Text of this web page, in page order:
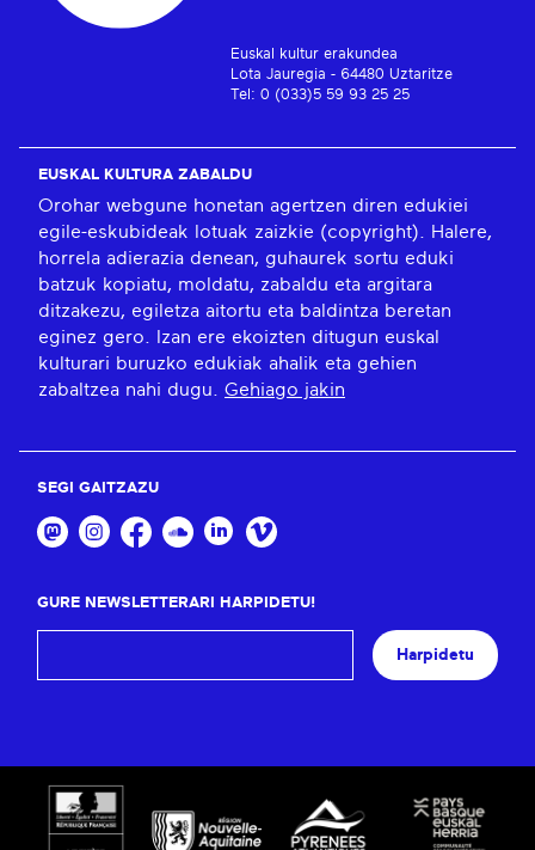
Euskal kultur erakundea
Lota Jauregia - 64480 Uztaritze
Tel: 0 (033)5 59 93 25 25
EUSKAL KULTURA ZABALDU
Orohar webgune honetan agertzen diren edukiei
egile-eskubideak lotuak zaizkie (copyright). Halere,
horrela adierazia denean, guhaurek sortu eduki
batzuk kopiatu, moldatu, zabaldu eta argitara
ditzakezu, egiletza aitortu eta baldintza beretan
eginez gero. Izan ere ekoizten ditugun euskal
kulturari buruzko edukiak ahalik eta gehien
zabaltzea nahi dugu. Gehiago jakin
SEGI GAITZAZU
GURE NEWSLETTERARI HARPIDETU!
Harpidetu